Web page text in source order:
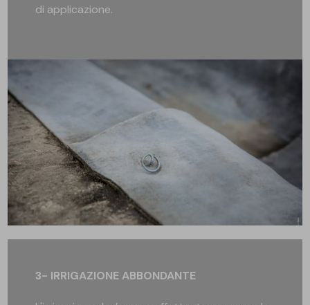
di applicazione.
3- IRRIGAZIONE ABBONDANTE